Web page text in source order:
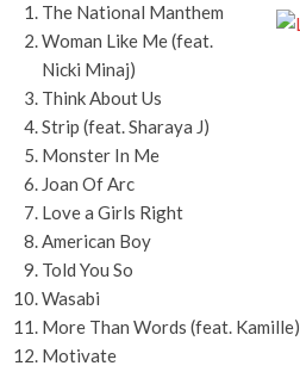
The National Manthem
Woman Like Me (feat.
Nicki Minaj)
Think About Us
Strip (feat. Sharaya J)
Monster In Me
Joan Of Arc
Love a Girls Right
American Boy
Told You So
Wasabi
More Than Words (feat. Kamille)
Motivate